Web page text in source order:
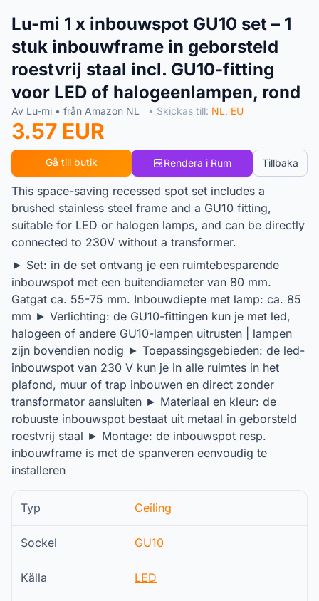
Lu-mi 1 x inbouwspot GU10 set – 1
stuk inbouwframe in geborsteld
roestvrij staal incl. GU10-fitting
voor LED of halogeenlampen, rond
Av Lu-mi • från Amazon NL • Skickas till: NL EU
3.57 EUR
Gå till butik Rendera i Rum Tillbaka
This space-saving recessed spot set includes a
brushed stainless steel frame and a GU10 fitting,
suitable for LED or halogen lamps, and can be directly
connected to 230V without a transformer.
► Set: in de set ontvang je een ruimtebesparende
inbouwspot met een buitendiameter van 80 mm.
Gatgat ca. 55-75 mm. Inbouwdiepte met lamp: ca. 85
mm ► Verlichting: de GU10-fittingen kun je met led,
halogeen of andere GU10-lampen uitrusten | lampen
zijn bovendien nodig ► Toepassingsgebieden: de led-
inbouwspot van 230 V kun je in alle ruimtes in het
plafond, muur of trap inbouwen en direct zonder
transformator aansluiten ► Materiaal en kleur: de
robuuste inbouwspot bestaat uit metaal in geborsteld
roestvrij staal ► Montage: de inbouwspot resp.
inbouwframe is met de spanveren eenvoudig te
installeren
Typ Ceiling
Sockel GU10
Källa LED